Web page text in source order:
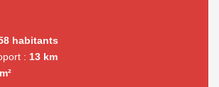
habitants
: 13 km